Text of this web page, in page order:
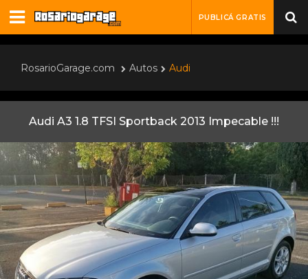
PUBLICÁ GRATIS
RosarioGarage.com Autos Audi
Audi A3 1.8 TFSI Sportback 2013 Impecable !!!